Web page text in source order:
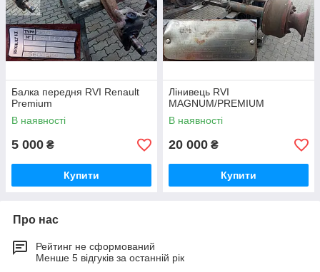
Балка передня RVI Renault
Premium
В наявності
5 000 ₴
Купити
Лінивець RVI
MAGNUM/PREMIUM
В наявності
20 000 ₴
Купити
Про нас
Рейтинг не сформований
Менше 5 відгуків за останній рік